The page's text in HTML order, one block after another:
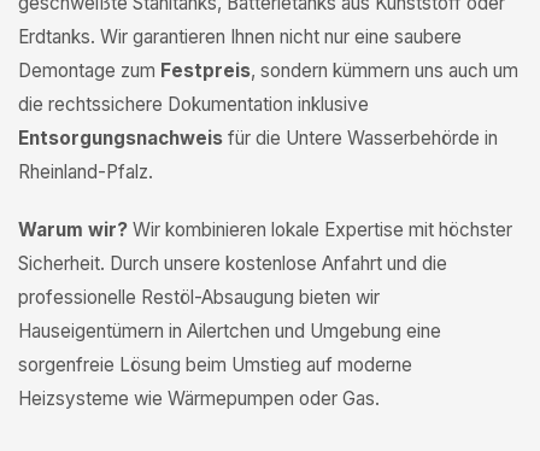
Erdtanks. Wir garantieren Ihnen nicht nur eine saubere
Demontage zum Festpreis, sondern kümmern uns auch um
die rechtssichere Dokumentation inklusive
Entsorgungsnachweis für die Untere Wasserbehörde in
Rheinland-Pfalz.
Warum wir? Wir kombinieren lokale Expertise mit höchster
Sicherheit. Durch unsere kostenlose Anfahrt und die
professionelle Restöl-Absaugung bieten wir
Hauseigentümern in Ailertchen und Umgebung eine
sorgenfreie Lösung beim Umstieg auf moderne
Heizsysteme wie Wärmepumpen oder Gas.